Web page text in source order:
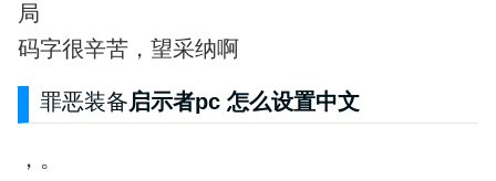
局
码字很辛苦，望采纳啊
罪恶装备启示者pc 怎么设置中文
，。